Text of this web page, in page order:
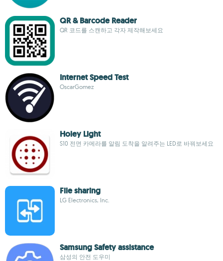
QR & Barcode Reader
QR 코드를 스캔하고 각자 제작해보세요
Internet Speed Test
OscarGomez
Holey Light
S10 전면 카메라를 알림 도착을 알려주는 LED로 바꿔보세요
File sharing
LG Electronics, Inc.
Samsung Safety assistance
삼성의 안전 도우미